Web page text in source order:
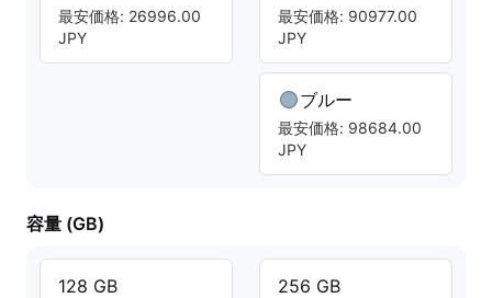
最安価格: 26996.00
JPY
最安価格: 90977.00
JPY
ブルー
最安価格: 98684.00
JPY
容量 (GB)
128 GB 256 GB